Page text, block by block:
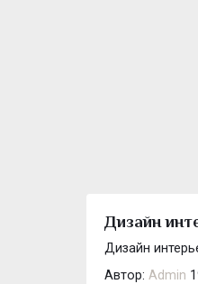
Дизайн
Дизайн
Автор: Admin